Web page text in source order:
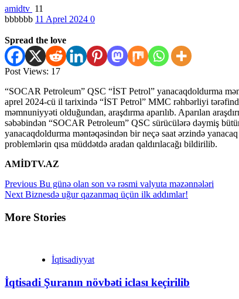
amidtv 11
bbbbbb 11 Aprel 2024 0
Spread the love
Post Views: 17
“SOCAR Petroleum” QSC “İST Petrol” yanacaqdoldurma
aprel 2024-cü il tarixində “İST Petrol” MMC rəhbərliyi
məmnuniyyəti olduğundan, araşdırma aparılıb. Aparılan
səbəbindən “SOCAR Petroleum” QSC sürücülərə dəymiş
yanacaqdoldurma məntəqəsindən bir neçə saat ərzində
problemlərin qısa müddətdə aradan qaldırılacağı bildirilib.
AMİDTV.AZ
Continue
Reading
Previous Bu günə olan son və rəsmi valyuta məzənnələri
Next Biznesdə uğur qazanmaq üçün ilk addımlar!
More Stories
İqtisadiyyat
İqtisadi Şuranın növbəti iclası keçirilib